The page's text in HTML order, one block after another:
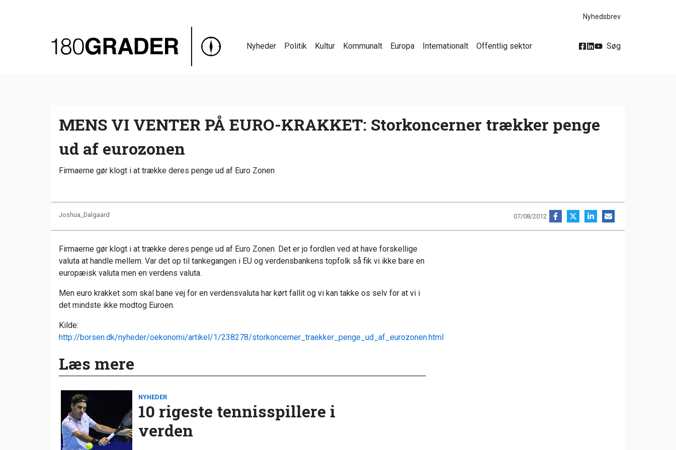
Nyhedsbrev
Nyheder Politik Kultur Kommunalt Europa Internationalt Offentlig sektor Søg
MENS VI VENTER PÅ EURO-KRAKKET: Storkoncerner trækker penge
ud af eurozonen
Firmaerne gør klogt i at trække deres penge ud af Euro Zonen
Joshua_Dalgaard 07/08/2012
Firmaerne gør klogt i at trække deres penge ud af Euro Zonen. Det er jo fordlen ved at have forskellige
valuta at handle mellem. Var det op til tankegangen i EU og verdensbankens topfolk så fik vi ikke bare en
europæisk valuta men en verdens valuta.
Men euro krakket som skal bane vej for en verdensvaluta har kørt fallit og vi kan takke os selv for at vi i
det mindste ikke modtog Euroen.
Kilde:
http://borsen.dk/nyheder/oekonomi/artikel/1/238278/storkoncerner_traekker_penge_ud_af_eurozonen.html
Læs mere
NYHEDER
10 rigeste tennisspillere i
verden